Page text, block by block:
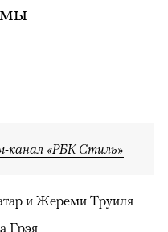
канал «РБК Стиль»
и Жереми Труиля
Грэя